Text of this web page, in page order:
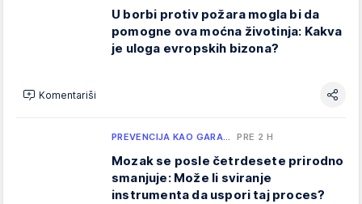
U borbi protiv požara mogla bi da
pomogne ova moćna životinja: Kakva
je uloga evropskih bizona?
Komentariši
PREVENCIJA KAO GARA… PRE 2 H
Mozak se posle četrdesete prirodno
smanjuje: Može li sviranje
instrumenta da uspori taj proces?